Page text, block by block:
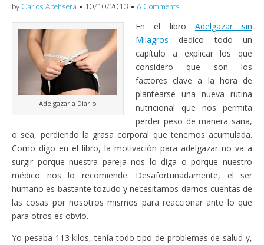
by Carlos Abehsera • 10/10/2013 • 6 Comments
Adelgazar a Diario
En el libro Adelgazar sin
Milagros dedico todo un
capítulo a explicar los que
considero que son los
factores clave a la hora de
plantearse una nueva rutina
nutricional que nos permita
perder peso de manera sana,
o sea, perdiendo la grasa corporal que tenemos acumulada.
Como digo en el libro, la motivación para adelgazar no va a
surgir porque nuestra pareja nos lo diga o porque nuestro
médico nos lo recomiende. Desafortunadamente, el ser
humano es bastante tozudo y necesitamos darnos cuentas de
las cosas por nosotros mismos para reaccionar ante lo que
para otros es obvio.
Yo pesaba 113 kilos, tenía todo tipo de problemas de salud y,